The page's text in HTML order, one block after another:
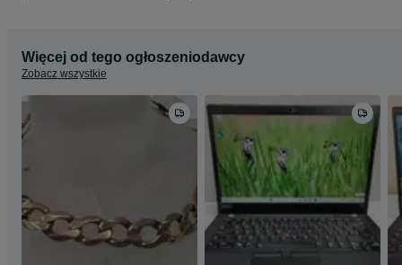
Więcej od tego ogłoszeniodawcy
Zobacz wszystkie